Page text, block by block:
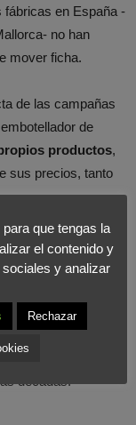
fábricas en España -
no han
mover ficha.
de las campañas
de
productos,
sus precios, tanto
la situación de la
decir que está a
que pueden ser
Otro enfoque al
decidir si era el
décadas.
que tengas la
el contenido y
y analizar
Rechazar